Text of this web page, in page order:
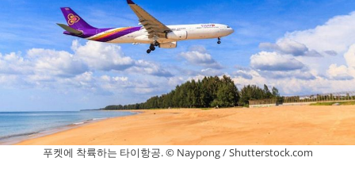
푸켓에 착륙하는 타이항공. © Naypong / Shutterstock.com